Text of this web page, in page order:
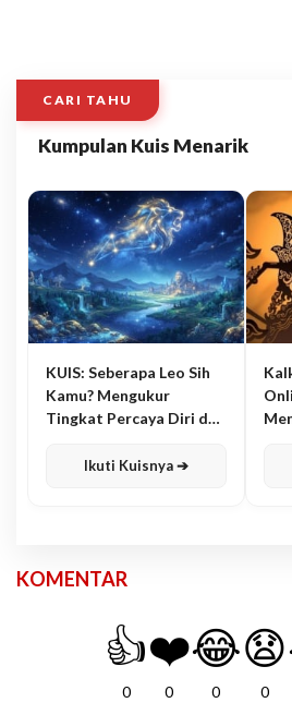
CARI TAHU
Kumpulan Kuis Menarik
KUIS: Seberapa Leo Sih
Kamu? Mengukur
Tingkat Percaya Diri dan
Ikuti Kuisnya ➔
KOMENTAR
👍
0
❤️
0
😂
0
😧
0